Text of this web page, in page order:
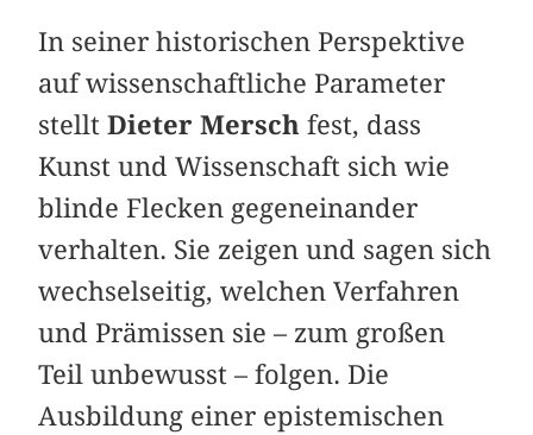
In seiner historischen Perspektive
auf wissenschaftliche Parameter
stelltDieter Mersch fest, dass
Kunst und Wissenschaft sich wie
blinde Flecken gegeneinander
verhalten. Sie zeigen und sagen sich
wechselseitig, welchen Verfahren
und Prämissen sie – zum großen
Teil unbewusst – folgen. Die
Ausbildung einer epistemischen